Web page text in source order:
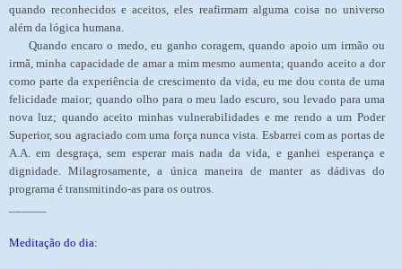
quando reconhecidos e aceitos, eles reafirmam alguma coisa no universo
além da lógica humana.
Quando encaro o medo, eu ganho coragem, quando apoio um irmão ou
irmã, minha capacidade de amar a mim mesmo aumenta; quando aceito a dor
como parte da experiência de crescimento da vida, eu me dou conta de uma
felicidade maior; quando olho para o meu lado escuro, sou levado para uma
nova luz; quando aceito minhas vulnerabilidades e me rendo a um Poder
Superior, sou agraciado com uma força nunca vista. Esbarrei com as portas de
A.A. em desgraça, sem esperar mais nada da vida, e ganhei esperança e
dignidade. Milagrosamente, a única maneira de manter as dádivas do
programa é transmitindo-as para os outros.
Meditação do dia: